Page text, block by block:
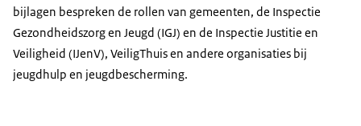
bijlagen bespreken de rollen van gemeenten, de Inspectie
Gezondheidszorg en Jeugd (IGJ) en de Inspectie Justitie en
Veiligheid (IJenV), VeiligThuis en andere organisaties bij
jeugdhulp en jeugdbescherming.